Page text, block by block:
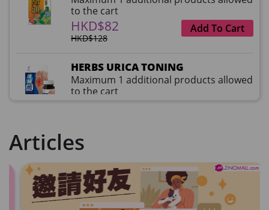
to the cart
HKD$82
HKD$128
Add To Cart
HERBS URICA TONING
Maximum 1 additional products allowed
to the cart
草姬益菌の白潤
Maximum 1 additional products allowed
to the cart
HKD$99 Add To Cart
Articles